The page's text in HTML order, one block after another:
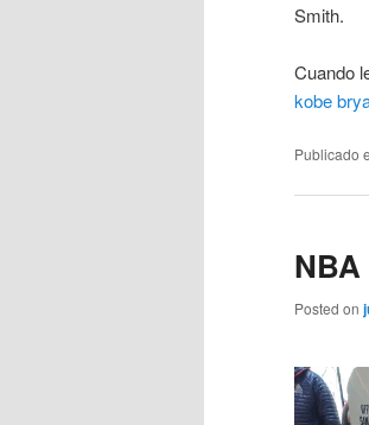
Smith.
Cuando
kobe
Publicado
Posted on